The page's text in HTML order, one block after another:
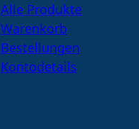
Alle Produkte
Warenkorb
Bestellungen
Kontodetails